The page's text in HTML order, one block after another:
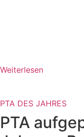
Weiterlesen
PTA DES JAHRES
PTA